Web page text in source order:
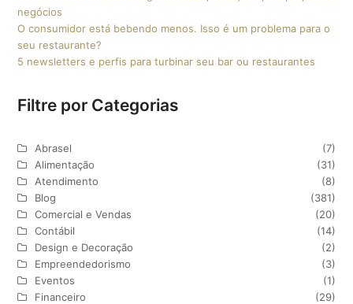
negócios
O consumidor está bebendo menos. Isso é um problema para o
seu restaurante?
5 newsletters e perfis para turbinar seu bar ou restaurantes
Filtre por Categorias
Abrasel
(7)
Alimentação
(31)
Atendimento
(8)
Blog
(381)
Comercial e Vendas
(20)
Contábil
(14)
Design e Decoração
(2)
Empreendedorismo
(3)
Eventos
(1)
Financeiro
(29)